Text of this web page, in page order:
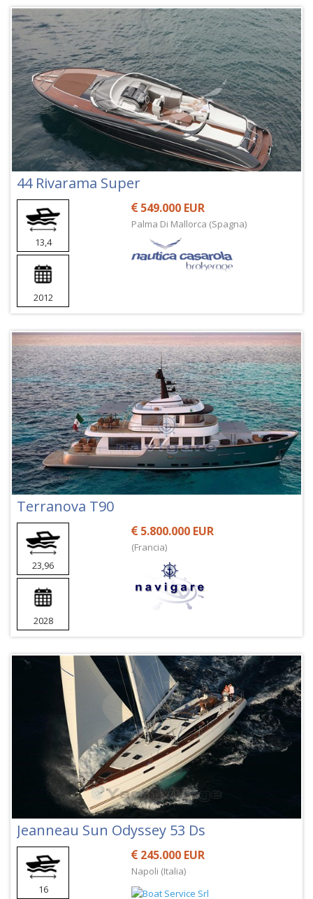
44 Rivarama Super
13,4
2012
549.000 EUR
Palma Di Mallorca (Spagna)
Terranova T90
23,96
2028
5.800.000 EUR
(Francia)
Jeanneau Sun Odyssey 53 Ds
16
245.000 EUR
Napoli (Italia)